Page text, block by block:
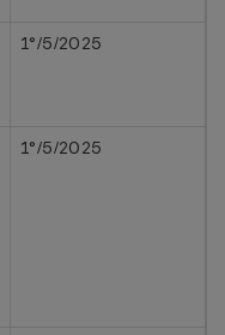
1°/5/2025
1°/5/2025